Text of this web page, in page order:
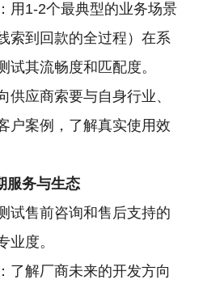
：用1-2个最典型的业务场景
索到回款的全过程）在系
试其流畅度和匹配度。
供应商索要与自身行业、
户案例，了解真实使用效
服务与生态
试售前咨询和售后支持的
业度。
：了解厂商未来的开发方向